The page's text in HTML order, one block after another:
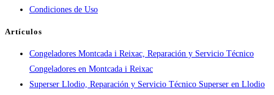
real
en
España
Condiciones de Uso
Artículos
Congeladores Montcada i Reixac, Reparación y Servicio Técnico
Congeladores en Montcada i Reixac
Superser Llodio, Reparación y Servicio Técnico Superser en Llodio